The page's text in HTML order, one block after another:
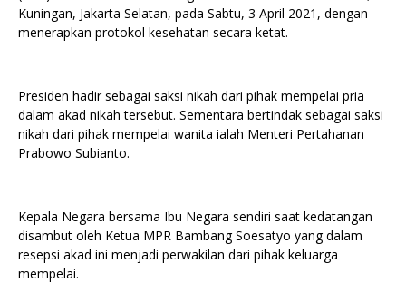
Kuningan, Jakarta Selatan, pada Sabtu, 3 April 2021, dengan
menerapkan protokol kesehatan secara ketat.
Presiden hadir sebagai saksi nikah dari pihak mempelai pria
dalam akad nikah tersebut. Sementara bertindak sebagai saksi
nikah dari pihak mempelai wanita ialah Menteri Pertahanan
Prabowo Subianto.
Kepala Negara bersama Ibu Negara sendiri saat kedatangan
disambut oleh Ketua MPR Bambang Soesatyo yang dalam
resepsi akad ini menjadi perwakilan dari pihak keluarga
mempelai.